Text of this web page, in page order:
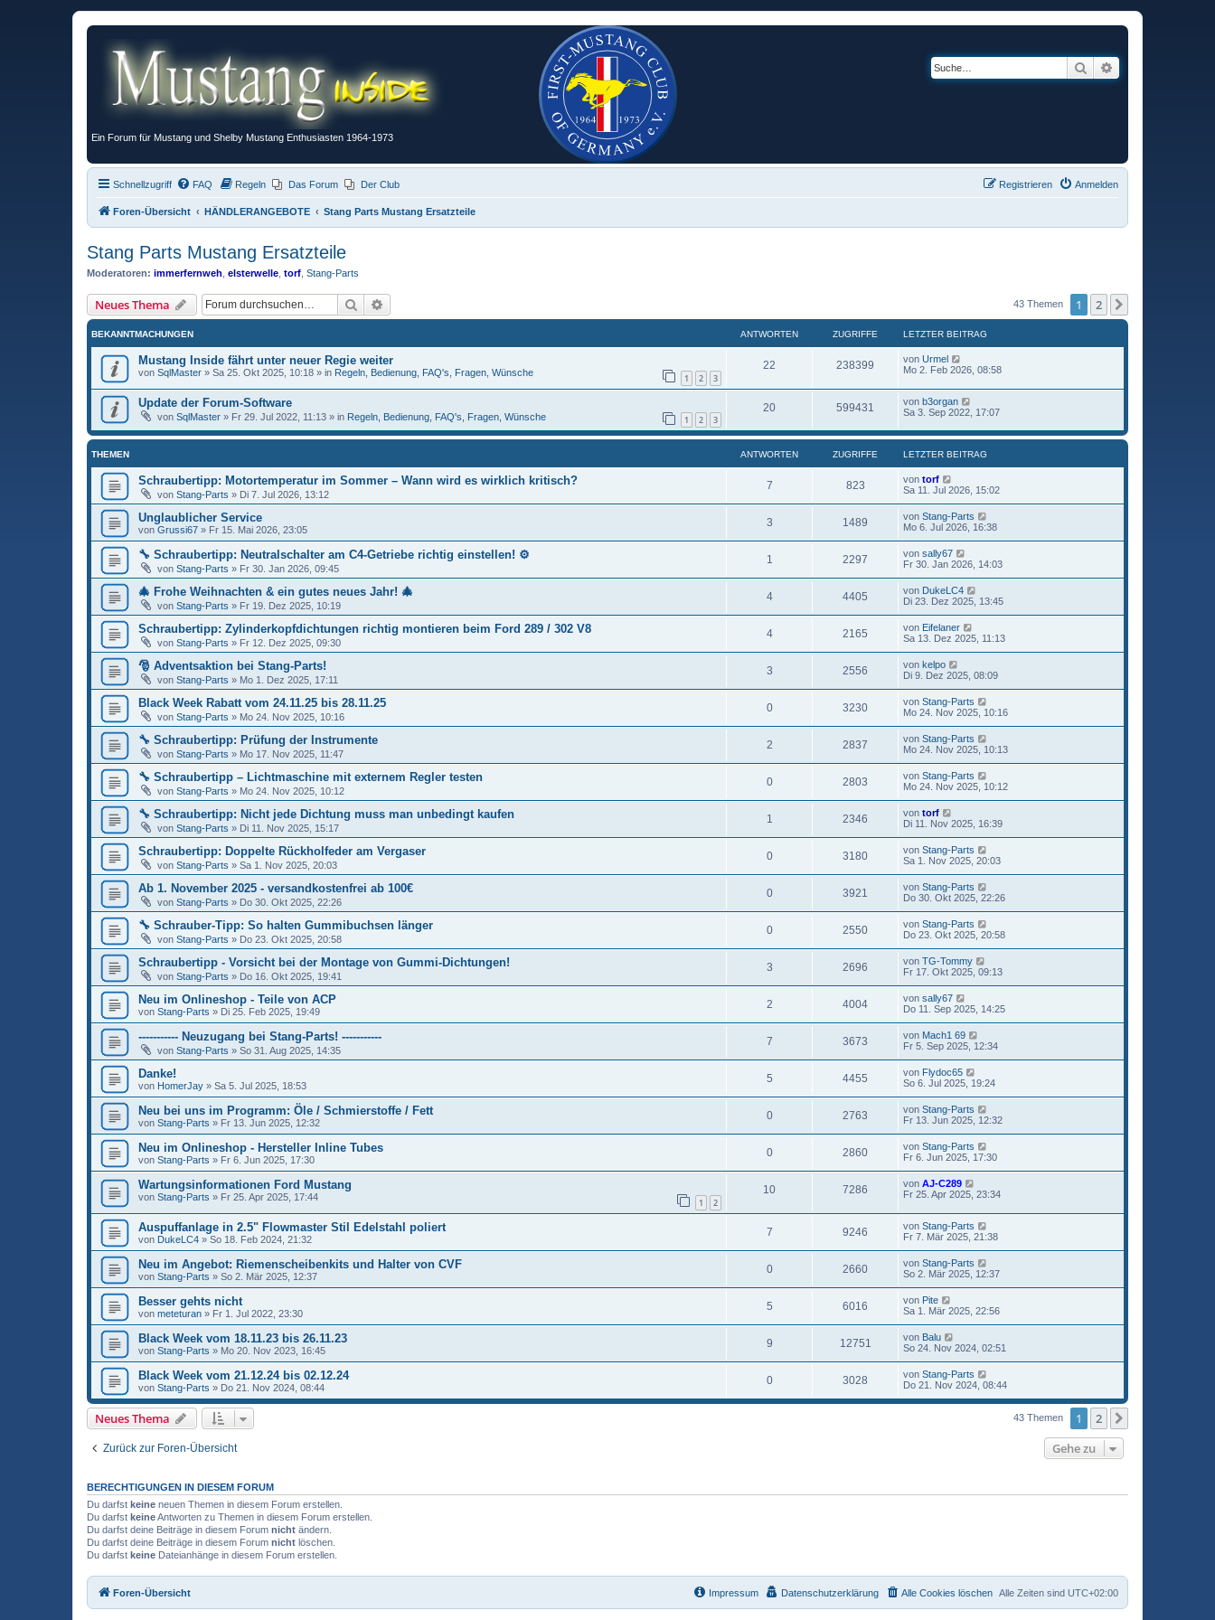
Ein Forum für Mustang und Shelby Mustang Enthusiasten 1964-1973
Suche
Schnellzugriff FAQ Regeln Das Forum Der Club Anmelden
Registrieren
Foren-Übersicht HÄNDLERANGEBOTE Stang Parts Mustang Ersatzteile
Stang Parts Mustang Ersatzteile
Moderatoren: immerfernweh elsterwelle torf Stang-Parts
Neues Thema Suche 43 Themen 1 2
BEKANNTMACHUNGEN ANTWORTEN ZUGRIFFE LETZTER BEITRAG
Mustang Inside fährt unter neuer Regie weiter
von SqlMaster » Sa 25. Okt 2025, 10:18 » in Regeln, Bedienung, FAQ's, Fragen, Wünsche 1 2 3
22 238399 von Urmel
Mo 2. Feb 2026, 08:58
Update der Forum-Software
von SqlMaster » Fr 29. Jul 2022, 11:13 » in Regeln, Bedienung, FAQ's, Fragen, Wünsche 1 2 3
20 599431 von b3organ
Sa 3. Sep 2022, 17:07
THEMEN ANTWORTEN ZUGRIFFE LETZTER BEITRAG
Schraubertipp: Motortemperatur im Sommer – Wann wird es wirklich kritisch?
von Stang-Parts » Di 7. Jul 2026, 13:12
7 823 von torf
Sa 11. Jul 2026, 15:02
Unglaublicher Service
von Grussi67 » Fr 15. Mai 2026, 23:05
3 1489 von Stang-Parts
Mo 6. Jul 2026, 16:38
🔧 Schraubertipp: Neutralschalter am C4-Getriebe richtig einstellen! ⚙️
von Stang-Parts » Fr 30. Jan 2026, 09:45
1 2297 von sally67
Fr 30. Jan 2026, 14:03
🎄 Frohe Weihnachten & ein gutes neues Jahr! 🎄
von Stang-Parts » Fr 19. Dez 2025, 10:19
4 4405 von DukeLC4
Di 23. Dez 2025, 13:45
Schraubertipp: Zylinderkopfdichtungen richtig montieren beim Ford 289 / 302 V8
von Stang-Parts » Fr 12. Dez 2025, 09:30
4 2165 von Eifelaner
Sa 13. Dez 2025, 11:13
🎅 Adventsaktion bei Stang-Parts!
von Stang-Parts » Mo 1. Dez 2025, 17:11
3 2556 von kelpo
Di 9. Dez 2025, 08:09
Black Week Rabatt vom 24.11.25 bis 28.11.25
von Stang-Parts » Mo 24. Nov 2025, 10:16
0 3230 von Stang-Parts
Mo 24. Nov 2025, 10:16
🔧 Schraubertipp: Prüfung der Instrumente
von Stang-Parts » Mo 17. Nov 2025, 11:47
2 2837 von Stang-Parts
Mo 24. Nov 2025, 10:13
🔧 Schraubertipp – Lichtmaschine mit externem Regler testen
von Stang-Parts » Mo 24. Nov 2025, 10:12
0 2803 von Stang-Parts
Mo 24. Nov 2025, 10:12
🔧 Schraubertipp: Nicht jede Dichtung muss man unbedingt kaufen
von Stang-Parts » Di 11. Nov 2025, 15:17
1 2346 von torf
Di 11. Nov 2025, 16:39
Schraubertipp: Doppelte Rückholfeder am Vergaser
von Stang-Parts » Sa 1. Nov 2025, 20:03
0 3180 von Stang-Parts
Sa 1. Nov 2025, 20:03
Ab 1. November 2025 - versandkostenfrei ab 100€
von Stang-Parts » Do 30. Okt 2025, 22:26
0 3921 von Stang-Parts
Do 30. Okt 2025, 22:26
🔧 Schrauber-Tipp: So halten Gummibuchsen länger
von Stang-Parts » Do 23. Okt 2025, 20:58
0 2550 von Stang-Parts
Do 23. Okt 2025, 20:58
Schraubertipp - Vorsicht bei der Montage von Gummi-Dichtungen!
von Stang-Parts » Do 16. Okt 2025, 19:41
3 2696 von TG-Tommy
Fr 17. Okt 2025, 09:13
Neu im Onlineshop - Teile von ACP
von Stang-Parts » Di 25. Feb 2025, 19:49
2 4004 von sally67
Do 11. Sep 2025, 14:25
----------- Neuzugang bei Stang-Parts! -----------
von Stang-Parts » So 31. Aug 2025, 14:35
7 3673 von Mach1 69
Fr 5. Sep 2025, 12:34
Danke!
von HomerJay » Sa 5. Jul 2025, 18:53
5 4455 von Flydoc65
So 6. Jul 2025, 19:24
Neu bei uns im Programm: Öle / Schmierstoffe / Fett
von Stang-Parts » Fr 13. Jun 2025, 12:32
0 2763 von Stang-Parts
Fr 13. Jun 2025, 12:32
Neu im Onlineshop - Hersteller Inline Tubes
von Stang-Parts » Fr 6. Jun 2025, 17:30
0 2860 von Stang-Parts
Fr 6. Jun 2025, 17:30
Wartungsinformationen Ford Mustang
von Stang-Parts » Fr 25. Apr 2025, 17:44 1 2
10 7286 von AJ-C289
Fr 25. Apr 2025, 23:34
Auspuffanlage in 2.5" Flowmaster Stil Edelstahl poliert
von DukeLC4 » So 18. Feb 2024, 21:32
7 9246 von Stang-Parts
Fr 7. Mär 2025, 21:38
Neu im Angebot: Riemenscheibenkits und Halter von CVF
von Stang-Parts » So 2. Mär 2025, 12:37
0 2660 von Stang-Parts
So 2. Mär 2025, 12:37
Besser gehts nicht
von meteturan » Fr 1. Jul 2022, 23:30
5 6016 von Pite
Sa 1. Mär 2025, 22:56
Black Week vom 18.11.23 bis 26.11.23
von Stang-Parts » Mo 20. Nov 2023, 16:45
9 12751 von Balu
So 24. Nov 2024, 02:51
Black Week vom 21.12.24 bis 02.12.24
von Stang-Parts » Do 21. Nov 2024, 08:44
0 3028 von Stang-Parts
Do 21. Nov 2024, 08:44
Neues Thema 43 Themen 1 2
Zurück zur Foren-Übersicht Gehe zu
BERECHTIGUNGEN IN DIESEM FORUM
Du darfst keine neuen Themen in diesem Forum erstellen.
Du darfst keineAntworten zu Themen in diesem Forum erstellen.
Du darfst deine Beiträge in diesem Forum nicht ändern.
Du darfst deine Beiträge in diesem Forum nicht löschen.
Du darfst keine Dateianhänge in diesem Forum erstellen.
Foren-Übersicht Alle Zeiten sind UTC+02:00
Alle Cookies löschen
Datenschutzerklärung
Impressum